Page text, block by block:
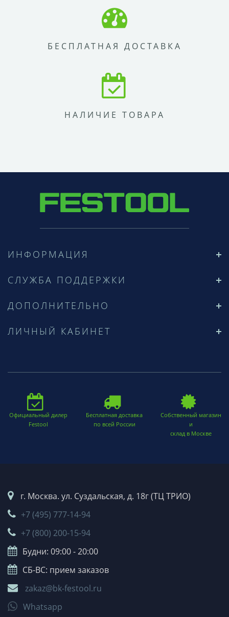
БЕСПЛАТНАЯ ДОСТАВКА
НАЛИЧИЕ ТОВАРА
ИНФОРМАЦИЯ
СЛУЖБА ПОДДЕРЖКИ
ДОПОЛНИТЕЛЬНО
ЛИЧНЫЙ КАБИНЕТ
Официальный дилер
Festool
Бесплатная доставка
по всей России
Собственный магазин
и
склад в Москве
г. Москва. ул. Суздальская, д. 18г (ТЦ ТРИО)
+7 (495) 777-14-94
+7 (800) 200-15-94
Будни: 09:00 - 20:00
СБ-ВС: прием заказов
zakaz@bk-festool.ru
Whatsapp